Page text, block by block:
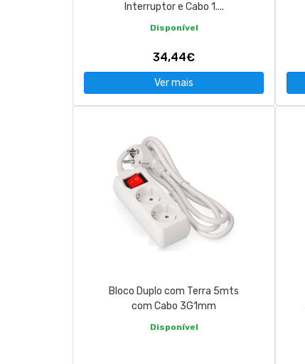
Interruptor e Cabo 1....
Disponível
34,44€
Ver mais
Bloco Duplo com Terra 5mts
com Cabo 3G1mm
Disponível